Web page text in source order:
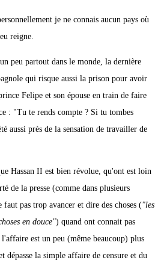
je ne connais aucun pays où
reigne.
peu partout dans le monde, la dernière
qui risque aussi la prison pour avoir
Felipe et son épouse en train de faire
: "Tu te rends compte ? Si tu tombes
aussi près de la sensation de travailler de
Hassan II est bien révolue, qu'ont est loin
de la presse (comme dans plusieurs
faut pas trop avancer et dire des choses ("les
en douce") quand ont connait pas
est un peu (même beaucoup) plus
dépasse la simple affaire de censure et du